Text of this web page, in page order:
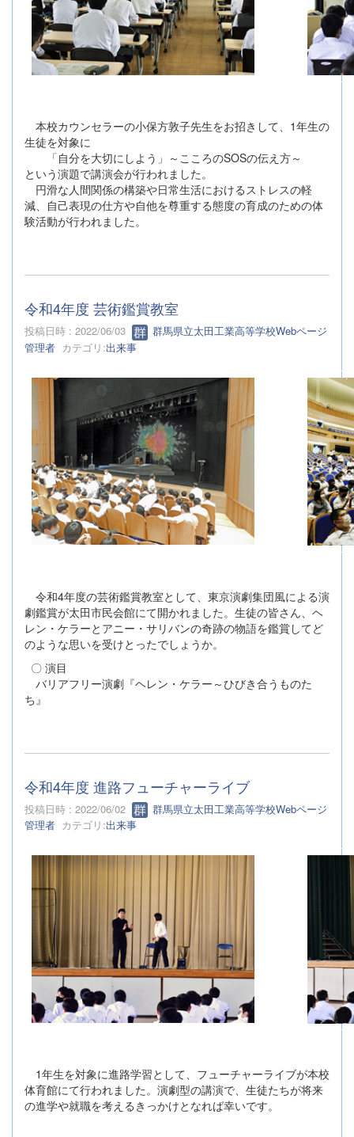
本校カウンセラーの小保方敦子先生をお招きして、1年生の
生徒を対象に
「自分を大切にしよう」～こころのSOSの伝え方～
という演題で講演会が行われました。
円滑な人間関係の構築や日常生活におけるストレスの軽
減、自己表現の仕方や自他を尊重する態度の育成のための体
験活動が行われました。
令和4年度 芸術鑑賞教室
投稿日時 : 2022/06/03
群馬県立太田工業高等学校Webページ
管理者 カテゴリ:出来事
令和4年度の芸術鑑賞教室として、東京演劇集団風による演
劇鑑賞が太田市民会館にて開かれました。生徒の皆さん、ヘ
レン・ケラーとアニー・サリバンの奇跡の物語を鑑賞してど
のような思いを受けとったでしょうか。
〇 演目
バリアフリー演劇『ヘレン・ケラー～ひびき合うものた
ち』
令和4年度 進路フューチャーライブ
投稿日時 : 2022/06/02
群馬県立太田工業高等学校Webページ
管理者 カテゴリ:出来事
1年生を対象に進路学習として、フューチャーライブが本校
体育館にて行われました。演劇型の講演で、生徒たちが将来
の進学や就職を考えるきっかけとなれば幸いです。